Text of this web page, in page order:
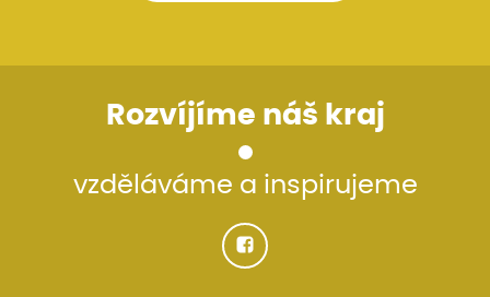
Rozvíjíme náš kraj
vzděláváme a inspirujeme